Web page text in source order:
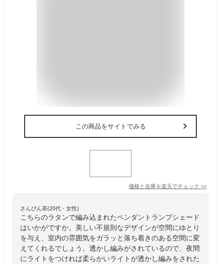
この商品をサイトでみる
価格と在庫を楽天でチェック >>
さんぴん茶(20代・女性)
こちらのラタンで編み込まれたペンダントランプシェード
はいかがですか。美しい不規則なデザインが空間にゆとり
を与え、室内の雰囲気をガラッと落ち着きのある空間に変
えてくれるでしょう。透かし編みがされているので、夜間
にライトをつければ柔らかいライトが透かし編みをされた